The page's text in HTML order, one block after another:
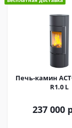
Печь-камин
R1.0 L
237 000